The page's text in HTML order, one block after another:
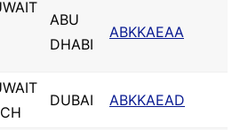
ABU
DHABI
ABKKAEAA
DUBAI ABKKAEAD